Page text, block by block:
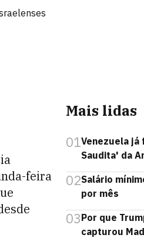
feira
Mais lidas
01Venezuela já
Saudita' da
02Salário
por mês
03Por que
capturou